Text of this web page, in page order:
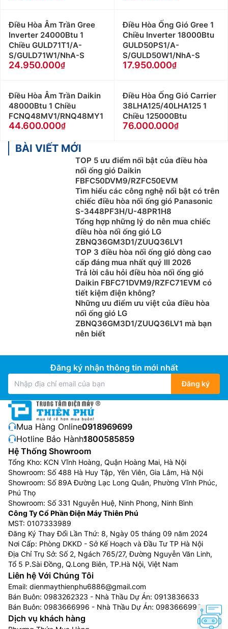
Điều Hòa Âm Trần Gree
Inverter 24000Btu 1
Chiều GULD71T1/A-
S/GULD71W1/NhA-S
24.950.000
Điều Hòa Ống Gió Gree 1
Chiều Inverter 18000Btu
GULD50PS1/A-
S/GULD50W1/NhA-S
17.950.000
Điều Hòa Âm Trần Daikin
48000Btu 1 Chiều
FCNQ48MV1/RNQ48MY1
44.600.000
Điều Hòa Ống Gió Carrier
38LHA125/40LHA125 1
Chiều 125000Btu
76.000.000
BÀI VIẾT MỚI
TOP 5 ưu điểm nối bật của điều hòa
nối ống gió Daikin
FBFC50DVM9/RZFC50EVM
Tìm hiểu các công nghệ nổi bật có trên
chiếc điều hòa nối ống gió Panasonic
S-3448PF3H/U-48PR1H8
Tổng hợp những lý do nên mua chiếc
điều hòa nối ống gió LG
ZBNQ36GM3D1/ZUUQ36LV1
TOP 3 điều hòa nối ống gió dòng cao
cấp đáng mua nhất quý III 2026
Trả lời câu hỏi điều hòa nối ống gió
Daikin FBFC71DVM9/RZFC71EVM có
tiết kiệm điện không?
Những ưu điểm ưu việt của điều hòa
nối ống gió LG
ZBNQ36GM3D1/ZUUQ36LV1 mà bạn
nên biết
Đăng ký nhận thông tin mới nhất
Đăng ký
Mua Hàng Online:0918969699
Hotline Bảo Hành:1800585859
Hệ Thống Showroom
Tổng Kho: KCN Vĩnh Hoàng, Quận Hoàng Mai, Hà Nội
Showroom: Số 488 Hà Huy Tập, Yên Viên, Gia Lâm, Hà Nội
Showroom: Số 89A Đường Lạc Long Quân, Phường Vĩnh Phúc,
Phú Thọ
Showroom: Số 331 Nguyễn Huệ, Ninh Phong, Ninh Bình
Công Ty Cổ Phần Điện Máy Thiên Phú
MST: 0107333989
Đăng Ký Thay Đổi Lần Thứ: 8, Ngày 05 tháng 09 năm 2024
Nơi Cấp: Phòng DKKD - Sở Kế Hoạch và Đầu Tư TP Hà Nội
Địa Chỉ Trụ Sở: Số 2, Ngách 765/27, Đường Nguyễn Văn Linh,
Tổ 5 P.Sài Đồng, Q.Long Biên, TP.Hà Nội, Việt Nam
Liên hệ Với Chúng Tôi
Email: dienmaythienphu6886@gmail.com
Bán Buôn: 0983262323 - Nhà Thầu Dự Án: 0913836633
Bán Buôn: 0983666996 - Nhà Thầu Dự Án: 0983666996
Dịch vụ khách hàng